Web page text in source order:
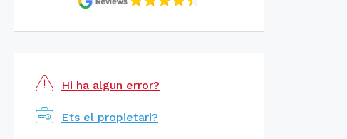
Hi ha algun error?
Ets el propietari?